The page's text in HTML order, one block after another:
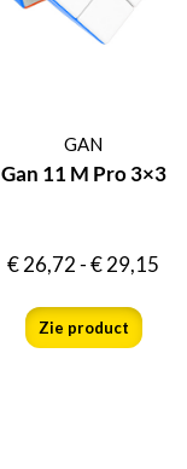
GAN
Gan 11 M Pro 3×3
€26,72-€29,15
Zie product